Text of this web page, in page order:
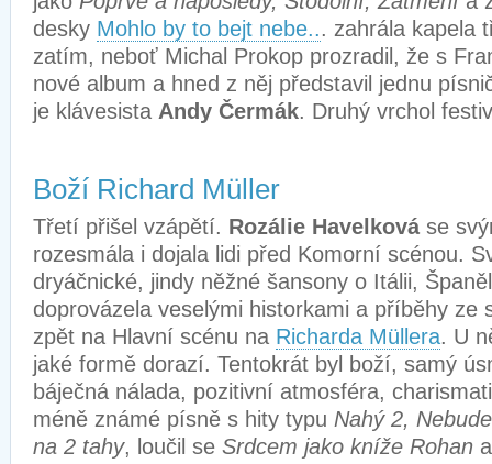
desky Mohlo by to bejt nebe... zahrála kapela
zatím, neboť Michal Prokop prozradil, že s
nové album a hned z něj představil jednu
je klávesista Andy Čermák. Druhý vrchol
Boží Richard Müller
Třetí přišel vzápětí. Rozálie Havelková se
rozesmála i dojala lidi před Komorní scénou.
dryáčnické, jindy něžné šansony o Itálii,
doprovázela veselými historkami a příběhy ze
zpět na Hlavní scénu na Richarda Müllera. U
jaké formě dorazí. Tentokrát byl boží, samý
báječná nálada, pozitivní atmosféra,
méně známé písně s hity typu Nahý 2,
na 2 tahy, loučil se Srdcem jako kníže Rohan